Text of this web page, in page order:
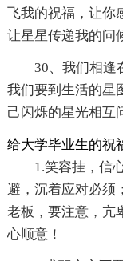
飞我的祝福，让
让星星传递我的问
30、我们相逢
我们要到生活的星
己闪烁的星光相互
给大学毕业生的祝
1.笑容挂，信
避，沉着应对必须
老板，要注意，亢
心顺意！